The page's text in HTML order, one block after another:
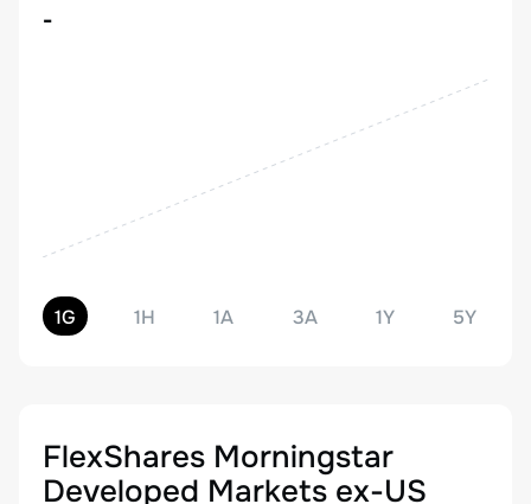
-
1G 1H 1A 3A 1Y 5Y
FlexShares Morningstar
Developed Markets ex-US